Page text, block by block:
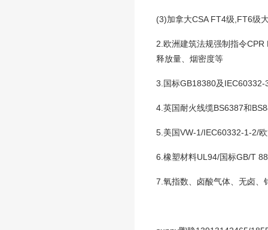
(3)加拿大CSA FT4级,FT6级
2.欧洲建筑法规强制指令
释放量、烟密度等
3.国标GB18380及
4.英国耐火线缆BS6387和
5.美国VW-1/IEC60332-1-2/
6.橡塑材料UL94/国标GB/T
7.氧指数、卤酸气体、无卤、